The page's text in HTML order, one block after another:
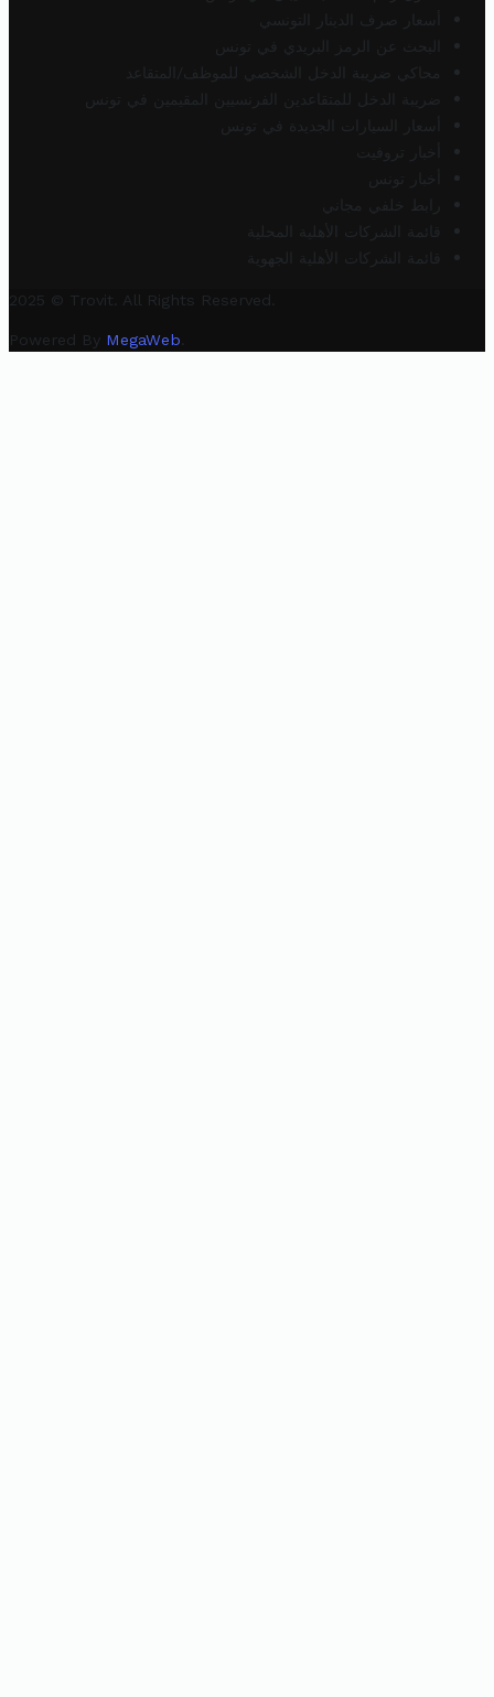
أسعار صرف الدينار التونسي
البحث عن الرمز البريدي في تونس
محاكي ضريبة الدخل الشخصي للموظف/المتقاعد
ضريبة الدخل للمتقاعدين الفرنسيين المقيمين في تونس
أسعار السيارات الجديدة في تونس
أخبار تروفيت
أخبار تونس
رابط خلفي مجاني
قائمة الشركات الأهلية المحلية
قائمة الشركات الأهلية الجهوية
2025 © Trovit. All Rights Reserved.
Powered By MegaWeb